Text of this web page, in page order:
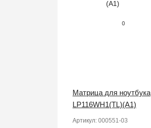
0
Матрица для ноутбука
LP116WH1(TL)(A1)
Артикул: 000551-03